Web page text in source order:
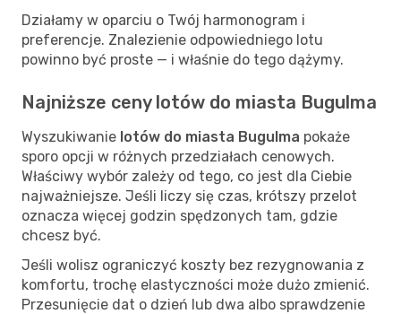
Działamy w oparciu o Twój harmonogram i
preferencje. Znalezienie odpowiedniego lotu
powinno być proste — i właśnie do tego dążymy.
Najniższe ceny lotów do miasta Bugulma
Wyszukiwanie lotów do miasta Bugulma pokaże
sporo opcji w różnych przedziałach cenowych.
Właściwy wybór zależy od tego, co jest dla Ciebie
najważniejsze. Jeśli liczy się czas, krótszy przelot
oznacza więcej godzin spędzonych tam, gdzie
chcesz być.
Jeśli wolisz ograniczyć koszty bez rezygnowania z
komfortu, trochę elastyczności może dużo zmienić.
Przesunięcie dat o dzień lub dwa albo sprawdzenie